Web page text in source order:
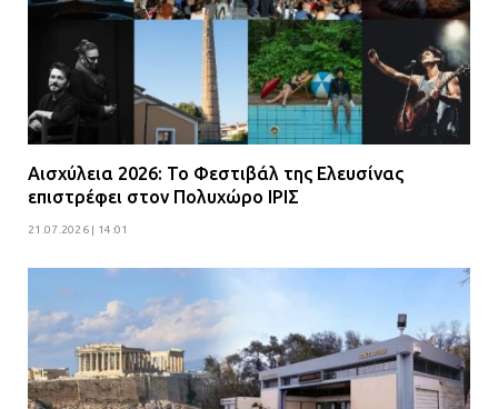
Αισχύλεια 2026: Το Φεστιβάλ της Ελευσίνας
επιστρέφει στον Πολυχώρο ΙΡΙΣ
21.07.2026 | 14:01